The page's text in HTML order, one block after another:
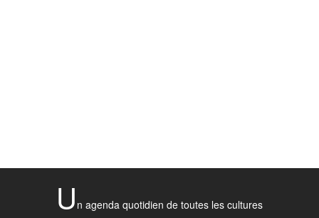
U n agenda quotidien de toutes les cultures